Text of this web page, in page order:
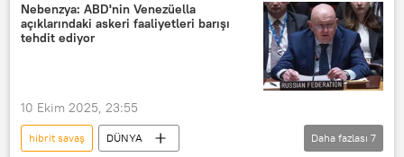
Rusya
Brüksel
Sputnik
Ukrayna
Savaş
Nebenzya: ABD'nin Venezüella
açıklarındaki askeri faaliyetleri barışı
tehdit ediyor
10 Ekim 2025, 23:55
hibrit savaş
DÜNYA
Daha fazlası 7